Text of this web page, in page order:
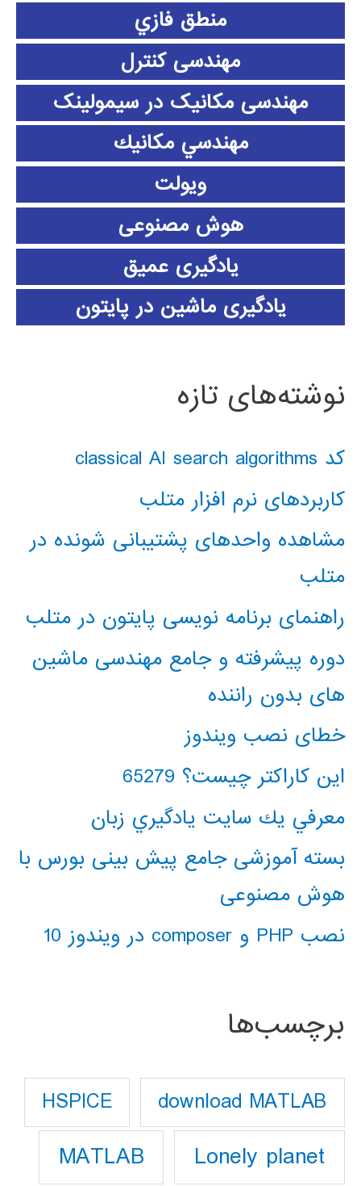
منطق فازي
مهندسی کنترل
مهندسی مکانیک در سیمولینک
مهندسي مكانيك
ویولت
هوش مصنوعی
یادگیری عمیق
یادگیری ماشین در پایتون
نوشته‌های تازه
کد classical AI search algorithms
کاربردهای نرم افزار متلب
مشاهده واحدهای پشتیبانی شونده در
متلب
راهنمای برنامه نویسی پایتون در متلب
دوره پیشرفته و جامع مهندسی ماشین
های بدون راننده
خطای نصب ویندوز
این کاراکتر چیست؟ 65279
معرفي يك سايت يادگيري زبان
بسته آموزشی جامع پیش بینی بورس با
هوش مصنوعی
نصب PHP و composer در ویندوز 10
برچسب‌ها
download MATLAB
HSPICE
Lonely planet
MATLAB